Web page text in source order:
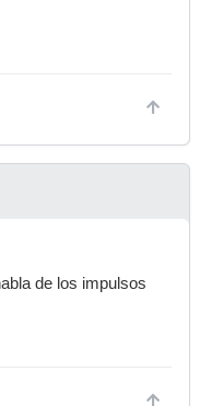
de los impulsos